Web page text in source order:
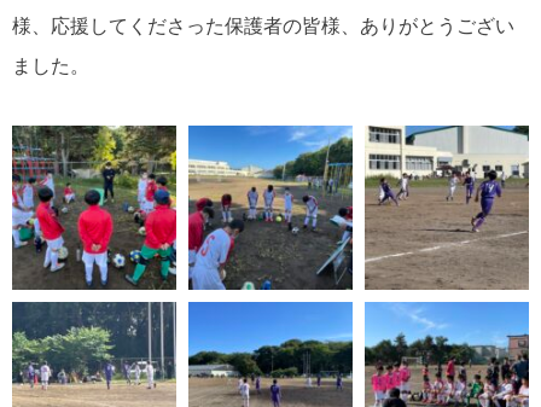
様、応援してくださった保護者の皆様、ありがとうござい
ました。